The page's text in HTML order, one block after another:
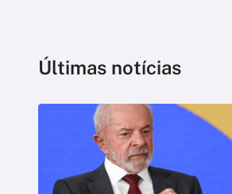
Últimas notícias